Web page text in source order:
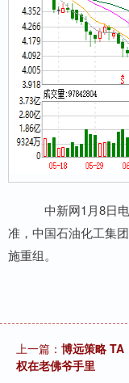
中新网1月8日电据
准，中国石油化工集
施重组。
上一篇： 博远策略 TA
权在老佛爷手里